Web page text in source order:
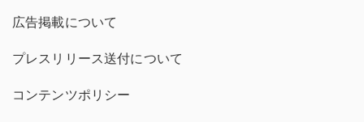
広告掲載について
プレスリリース送付について
コンテンツポリシー